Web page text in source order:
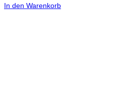
In den Warenkorb